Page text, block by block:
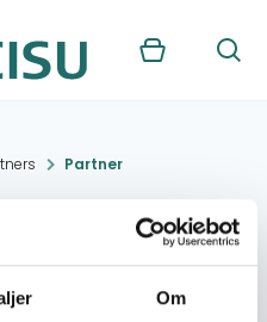
Om
Kurv Søg
Partner
Action